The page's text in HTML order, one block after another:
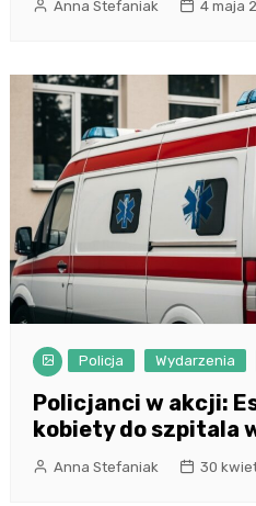
Anna Stefaniak 4 maja
Policja Wydarzenia
Policjanci w akcji:
kobiety do szpitala
Anna Stefaniak 30